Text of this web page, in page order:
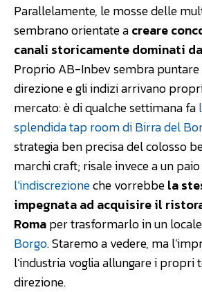
Parallelamente, le mosse delle
sembrano orientate acreare
canali storicamente dominati
Proprio AB-Inbev sembra
direzione e gli indizi arrivano
mercato: è di qualche settimana fa
splendida tap room di Birra del
strategia ben precisa del colosso
marchi craft; risale invece a un
l’indiscrezioneche vorrebbela
impegnata ad acquisire il
Romaper trasformarlo in un
Borgo. Staremo a vedere, ma
l’industria voglia allungare i propri
direzione.